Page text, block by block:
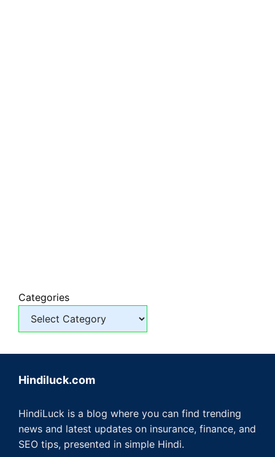
Categories
Hindiluck.com
HindiLuck is a blog where you can find trending
news and latest updates on insurance, finance, and
SEO tips, presented in simple Hindi.